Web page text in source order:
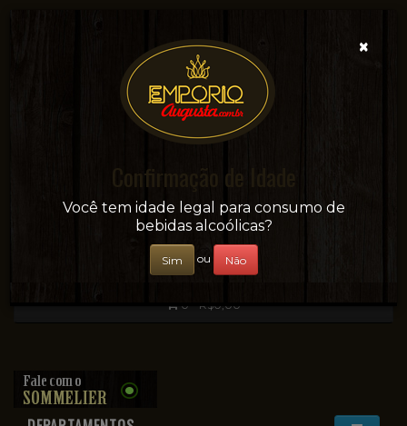
Sua conveniência e adega on-line!
0 - R$0,00
×
Confirmação de Idade
Você tem idade legal para consumo de
bebidas alcoólicas?
Sim ou Não